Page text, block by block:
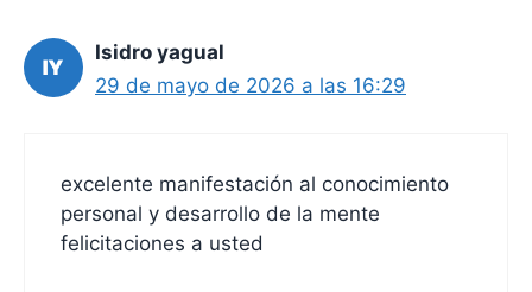
Isidro yagual
29 de mayo de 2026 a las 16:29
excelente manifestación al conocimiento
personal y desarrollo de la mente
felicitaciones a usted